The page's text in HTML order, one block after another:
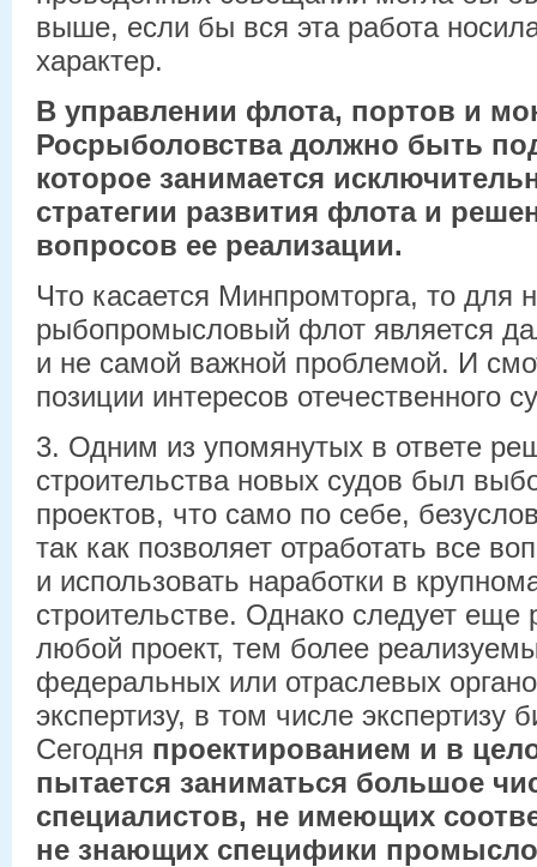
выше, если бы вся эта работа
характер.
В управлении флота, портов и
Росрыболовства должно быть
которое занимается
стратегии развития флота и
вопросов ее реализации.
Что касается Минпромторга, то для
рыбопромысловый флот является
и не самой важной проблемой. И
позиции интересов отечественного
3. Одним из упомянутых в ответе
строительства новых судов был
проектов, что само по себе,
так как позволяет отработать все
и использовать наработки в
строительстве. Однако следует еще
любой проект, тем более
федеральных или отраслевых
экспертизу, в том числе экспертизу
Сегодня проектированием и в
пытается заниматься большое
специалистов, не имеющих
не знающих специфики